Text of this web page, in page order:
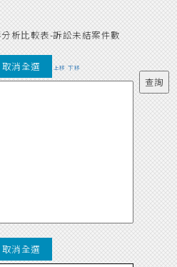
析比較表-訴訟未結案件數
取消全選 上移 下移
取消全選